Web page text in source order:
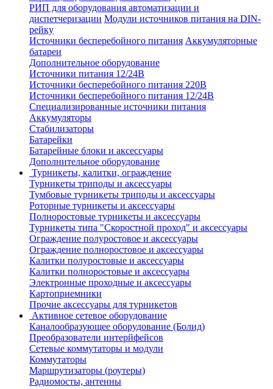
РИП для оборудования автоматизации и
диспетчеризации Модули источников питания на DIN-
рейку
Источники бесперебойного питания Аккумуляторные
батареи
Дополнительное оборудование
Источники питания 12/24В
Источники бесперебойного питания 220В
Источники бесперебойного питания 12/24В
Специализированные источники питания
Аккумуляторы
Стабилизаторы
Батарейки
Батарейные блоки и аксессуары
Дополнительное оборудование
Турникеты, калитки, ограждение
Турникеты триподы и аксессуары
Тумбовые турникеты триподы и аксессуары
Роторные турникеты и аксессуары
Полноростовые турникеты и аксессуары
Турникеты типа "Скоростной проход" и аксессуары
Ограждение полуростовое и аксессуары
Ограждение полноростовое и аксессуары
Калитки полуростовые и аксессуары
Калитки полноростовые и аксессуары
Электронные проходные и аксессуары
Картоприемники
Прочие аксессуары для турникетов
Активное сетевое оборудование
Каналообразующее оборудование (Болид)
Преобразователи интерйфейсов
Сетевые коммутаторы и модули
Коммутаторы
Маршрутизаторы (роутеры)
Радиомосты, антенны